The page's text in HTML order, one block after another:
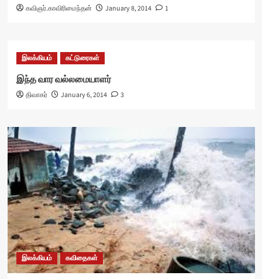
கவிஞர்.காவிரிமைந்தன் January 8, 2014 1
இலக்கியம் கட்டுரைகள்
இந்த வார வல்லமையாளர்
திவாகர் January 6, 2014 3
இலக்கியம் கவிதைகள்